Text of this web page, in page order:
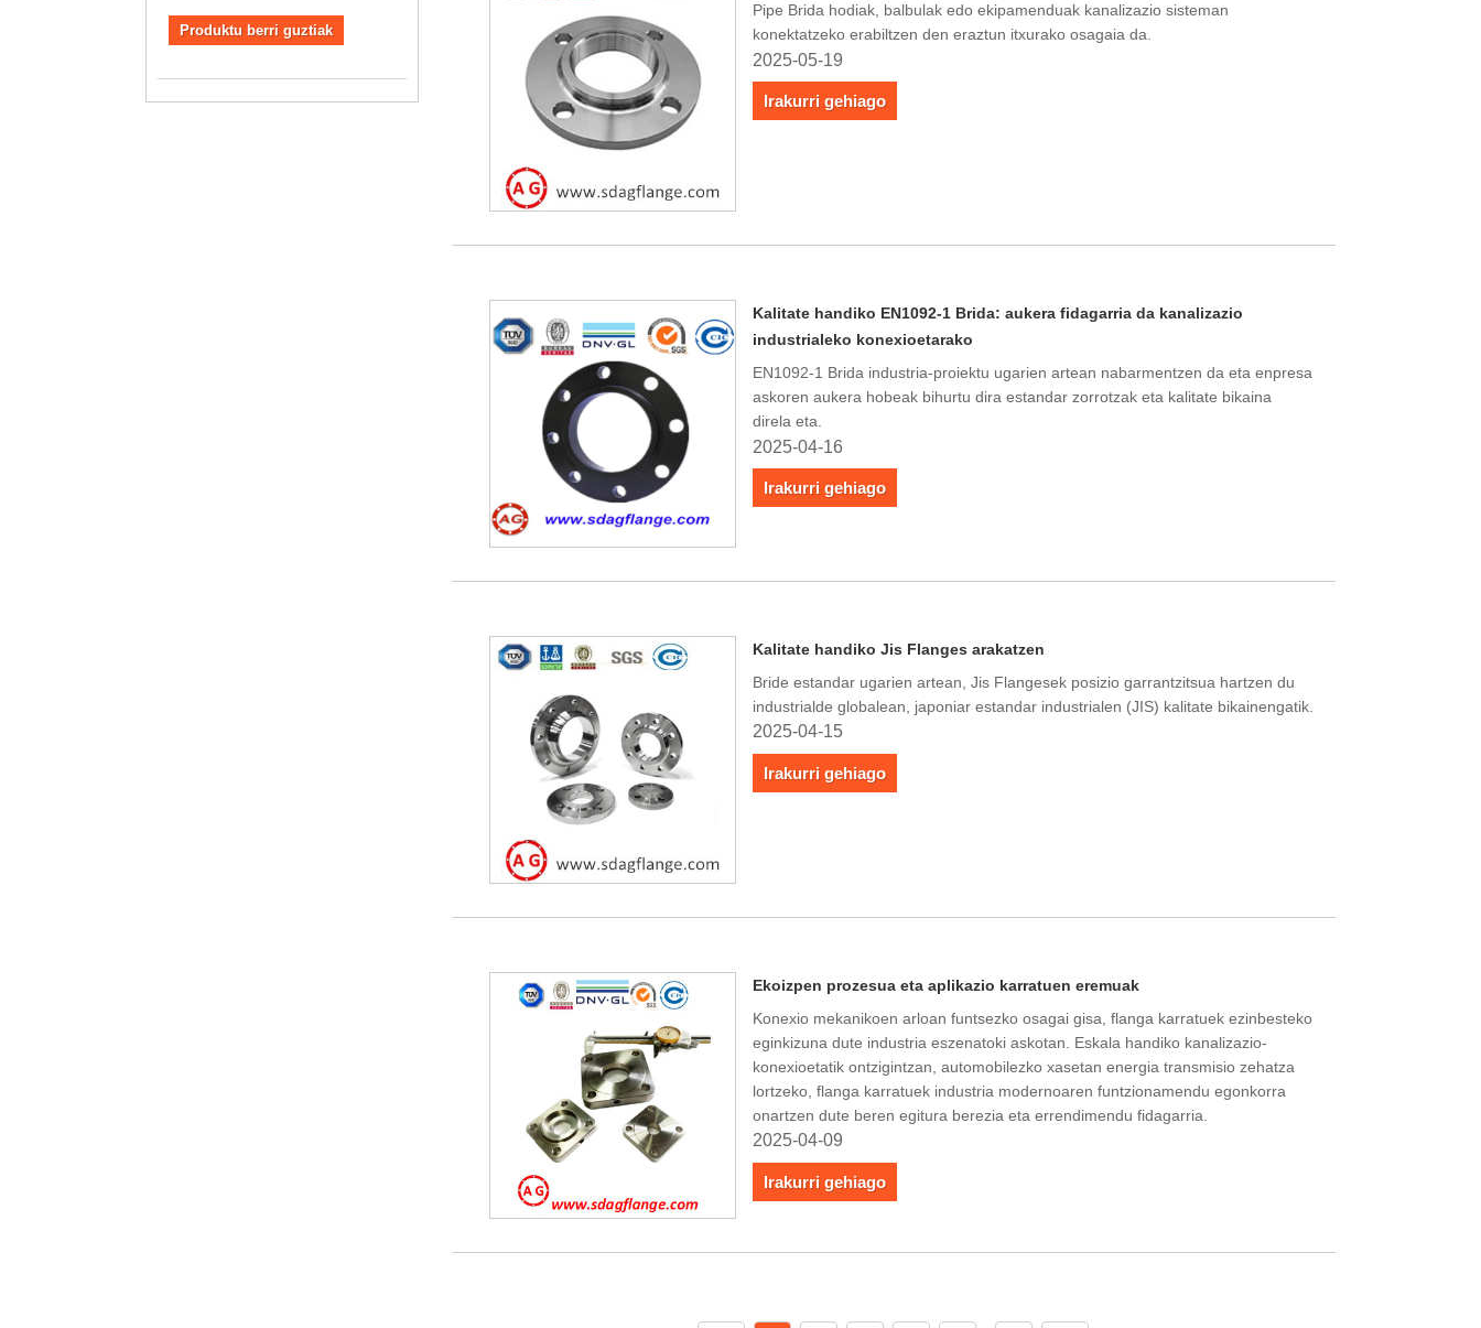
Produktu berri guztiak
Pipe Brida hodiak, balbulak edo ekipamenduak kanalizazio sisteman
konektatzeko erabiltzen den eraztun itxurako osagaia da.
2025-05-19
Irakurri gehiago
Kalitate handiko EN1092-1 Brida: aukera fidagarria da kanalizazio
industrialeko konexioetarako
EN1092-1 Brida industria-proiektu ugarien artean nabarmentzen da eta enpresa
askoren aukera hobeak bihurtu dira estandar zorrotzak eta kalitate bikaina
direla eta.
2025-04-16
Irakurri gehiago
Kalitate handiko Jis Flanges arakatzen
Bride estandar ugarien artean, Jis Flangesek posizio garrantzitsua hartzen du
industrialde globalean, japoniar estandar industrialen (JIS) kalitate bikainengatik.
2025-04-15
Irakurri gehiago
Ekoizpen prozesua eta aplikazio karratuen eremuak
Konexio mekanikoen arloan funtsezko osagai gisa, flanga karratuek ezinbesteko
eginkizuna dute industria eszenatoki askotan. Eskala handiko kanalizazio-
konexioetatik ontzigintzan, automobilezko xasetan energia transmisio zehatza
lortzeko, flanga karratuek industria modernoaren funtzionamendu egonkorra
onartzen dute beren egitura berezia eta errendimendu fidagarria.
2025-04-09
Irakurri gehiago